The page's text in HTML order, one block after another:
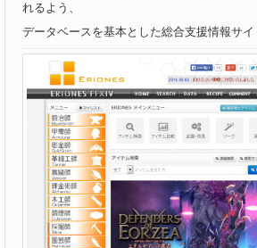
れるよう、
データベースを基本とした総合支援情報サイ